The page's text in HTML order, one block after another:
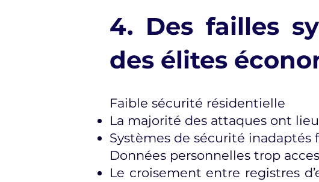
4. Des failles
des élites
Faible sécurité résidentielle
La majorité des attaques ont
Systèmes de sécurité inadaptés
Données personnelles trop
Le croisement entre registres